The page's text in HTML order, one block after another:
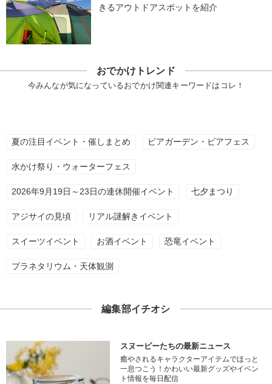
きるアウトドアスポットを紹介
おでかけトレンド
今みんなが気になっているおでかけ関連キーワードはコレ！
夏の注目イベント・催しまとめ ビアガーデン・ビアフェス
水かけ祭り・ウォーターフェス
2026年9月19日～23日の連休開催イベント 七夕まつり
アジサイの見頃 リアル謎解きイベント
スイーツイベント お酒イベント 恐竜イベント
プラネタリウム・天体観測
編集部イチオシ
スヌーピーたちの最新ニュース
癒やされるキャラクターアイテムでほっと
一息つこう！かわいい最新グッズやイベン
ト情報を毎日配信